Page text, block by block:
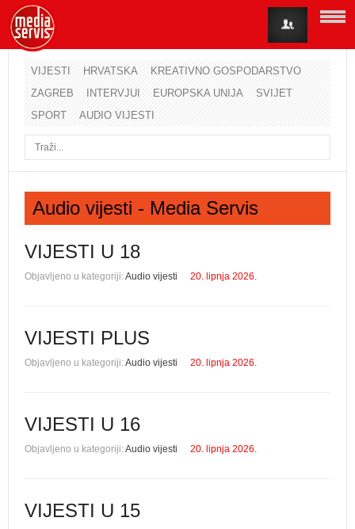
VIJESTI HRVATSKA
KREATIVNO GOSPODARSTVO
ZAGREB
INTERVJUI EUROPSKA UNIJA
SVIJET
SPORT
AUDIO VIJESTI
Audio vijesti - Media Servis
VIJESTI U 18
Objavljeno u kategoriji:Audio vijesti 20. lipnja 2026.
VIJESTI PLUS
Objavljeno u kategoriji:Audio vijesti 20. lipnja 2026.
VIJESTI U 16
Objavljeno u kategoriji:Audio vijesti 20. lipnja 2026.
VIJESTI U 15
Korisničko ime
Lozinka
Zaboravili ste lozinku?